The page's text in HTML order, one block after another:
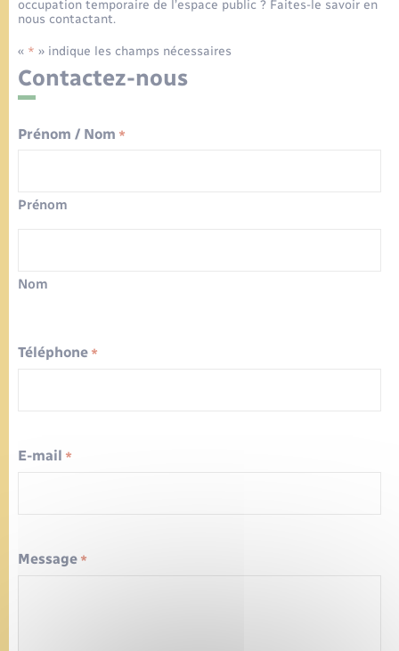
Mariage – PACS
Parrainage civil
Recensement
Urbanisme
Associations
Nouvel habitant
Contact
Salle des Fêtes
occupation temporaire de l’espace public ? Faites-le savoir en
nous contactant.
« * » indique les champs nécessaires
Contactez-nous
Prénom / Nom *
Prénom
Nom
Téléphone *
E-mail *
Message *